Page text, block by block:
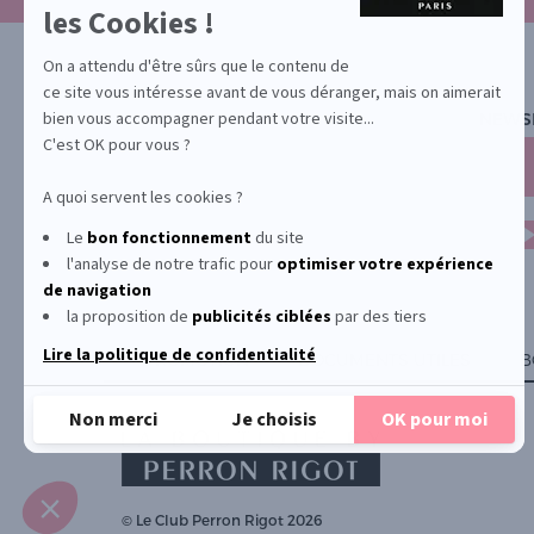
savoir
plus
sur
Axeptio
les Cookies !
On a attendu d'être sûrs que le contenu de
ce site vous intéresse avant de vous déranger, mais on aimerait
bien vous accompagner pendant votre visite...
C'est OK pour vous ?
A quoi servent les cookies ?
Le bon fonctionnementdu site
l'analyse de notre trafic pour optimiservotre expérience
de navigation
la proposition de publicités ciblées par des tiers
Lire la politique de confidentialité
Non merci Je choisis OK pour moi
Plateforme de Gestion du Consentement : Personnalisez vos Options
Notre plateforme vous permet d'adapter et de gérer vos paramètres de
PROMOTION DOCUMENTS UTILES
© Le Club Perron Rigot 2026